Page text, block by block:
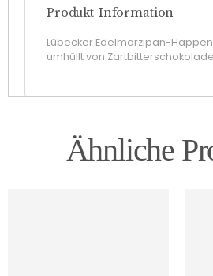
Produkt-Information
Lübecker Edelmarzipan-
umhüllt von
Ähnliche